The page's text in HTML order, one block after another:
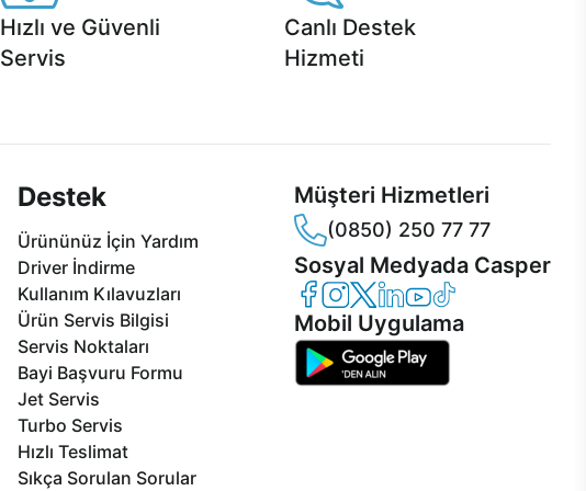
Hızlı ve Güvenli
Servis
Canlı Destek
Hizmeti
Destek
Ürününüz İçin Yardım
Driver İndirme
Kullanım Kılavuzları
Ürün Servis Bilgisi
Servis Noktaları
Bayi Başvuru Formu
Jet Servis
Turbo Servis
Hızlı Teslimat
Sıkça Sorulan Sorular
Müşteri Hizmetleri
(0850) 250 77 77
Sosyal Medyada Casper
Casper Facebook
Casper Instagram
Casper Twitter
Casper LinkedIn
Casper YouTube
Casper TikTok
Mobil Uygulama